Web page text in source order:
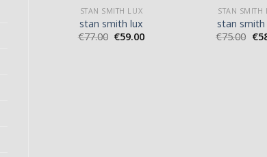
STAN SMITH LUX
stan smith lux
€77.00 €59.00
STAN SMITH
stan smith
€75.00 €